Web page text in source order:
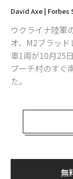
David Axe | Forbes
ウクライナ陸軍
オ、M2ブラッ
車1両が10月25
プーチ村のすぐ
た。
味方のドロー
するブラッド
機関砲で射撃
が後ろに続き、
無